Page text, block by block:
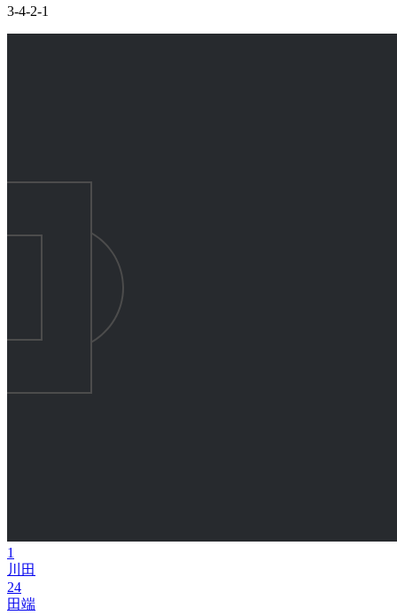
3-4-2-1
1
川田
24
田端